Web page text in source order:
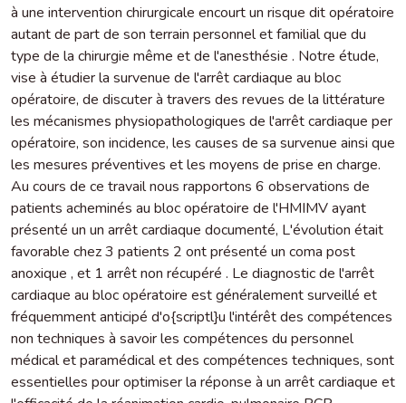
à une intervention chirurgicale encourt un risque dit opératoire
autant de part de son terrain personnel et familial que du
type de la chirurgie même et de l'anesthésie . Notre étude,
vise à étudier la survenue de l'arrêt cardiaque au bloc
opératoire, de discuter à travers des revues de la littérature
les mécanismes physiopathologiques de l'arrêt cardiaque per
opératoire, son incidence, les causes de sa survenue ainsi que
les mesures préventives et les moyens de prise en charge.
Au cours de ce travail nous rapportons 6 observations de
patients acheminés au bloc opératoire de l'HMIMV ayant
présenté un un arrêt cardiaque documenté, L'évolution était
favorable chez 3 patients 2 ont présenté un coma post
anoxique , et 1 arrêt non récupéré . Le diagnostic de l'arrêt
cardiaque au bloc opératoire est généralement surveillé et
fréquemment anticipé d'o{scriptl}u l'intérêt des compétences
non techniques à savoir les compétences du personnel
médical et paramédical et des compétences techniques, sont
essentielles pour optimiser la réponse à un arrêt cardiaque et